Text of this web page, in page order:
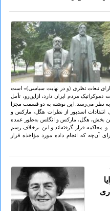
تبعات نظری (و در نهایت سیاسی)» است
مردم ایران دارد، ازاین‌رو، تأمل
نظر می‌رسد. این نوشته به دو قسمت مجزا
اسدپور از نظرات هگل، مارکس و
این بخش، هگل، مارکس و انگلس به‌طور عمده
و محاکمه قرار گرفته‌اند.و این برخلاف رسم
آن‌چه که انجام داده مورد مؤاخذه قرار